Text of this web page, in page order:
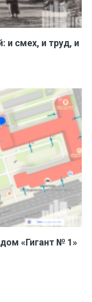
и смех, и труд, и
«Гигант № 1»